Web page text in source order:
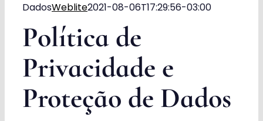
Institucional
Galeria
Esportes
Sociocultural
DadosWeblite2021-08-06T17:29:56-03:00
Política de
Privacidade e
Proteção de Dados